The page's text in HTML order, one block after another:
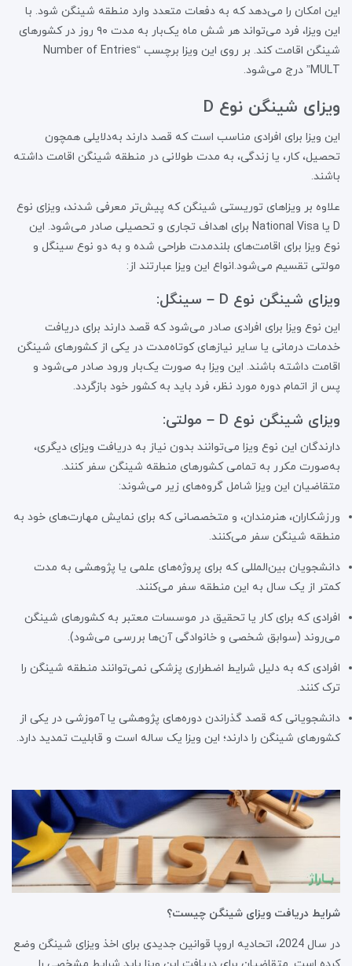
این امکان را می‌دهد که به دفعات متعدد وارد منطقه شینگن شود. با
این ویزا، فرد می‌تواند هر شش ماه یک‌بار به مدت ۹۰ روز در کشورهای
شینگن اقامت کند. بر روی این ویزا برچسب “Number of Entries
MULT” درج می‌شود.
ویزای شینگن نوع D
این ویزا برای افرادی مناسب است که قصد دارند به‌دلایلی همچون
تحصیل، کار، یا زندگی، به مدت طولانی در منطقه شینگن اقامت داشته
باشند.
علاوه بر ویزاهای توریستی شینگن که پیش‌تر معرفی شدند، ویزای نوع
D یا National Visa برای اهداف تجاری و تحصیلی صادر می‌شود. این
نوع ویزا برای اقامت‌های بلندمدت طراحی شده و به دو نوع سینگل و
مولتی تقسیم می‌شود.انواع این ویزا عبارتند از:
ویزای شینگن نوع D – سینگل:
این نوع ویزا برای افرادی صادر می‌شود که قصد دارند برای دریافت
خدمات درمانی یا سایر نیازهای کوتاه‌مدت در یکی از کشورهای شینگن
اقامت داشته باشند. این ویزا به صورت یک‌بار ورود صادر می‌شود و
پس از اتمام دوره مورد نظر، فرد باید به کشور خود بازگردد.
ویزای شینگن نوع D – مولتی:
دارندگان این نوع ویزا می‌توانند بدون نیاز به دریافت ویزای دیگری،
به‌صورت مکرر به تمامی کشورهای منطقه شینگن سفر کنند.
متقاضیان این ویزا شامل گروه‌های زیر می‌شوند:
ورزشکاران، هنرمندان، و متخصصانی که برای نمایش مهارت‌های خود به
منطقه شینگن سفر می‌کنند.
دانشجویان بین‌المللی که برای پروژه‌های علمی یا پژوهشی به مدت
کمتر از یک سال به این منطقه سفر می‌کنند.
افرادی که برای کار یا تحقیق در موسسات معتبر به کشورهای شینگن
می‌روند (سوابق شخصی و خانوادگی آن‌ها بررسی می‌شود).
افرادی که به دلیل شرایط اضطراری پزشکی نمی‌توانند منطقه شینگن را
ترک کنند.
دانشجویانی که قصد گذراندن دوره‌های پژوهشی یا آموزشی در یکی از
کشورهای شینگن را دارند؛ این ویزا یک ساله است و قابلیت تمدید دارد.
شرایط دریافت ویزای شینگن چیست؟
در سال 2024، اتحادیه اروپا قوانین جدیدی برای اخذ ویزای شینگن وضع